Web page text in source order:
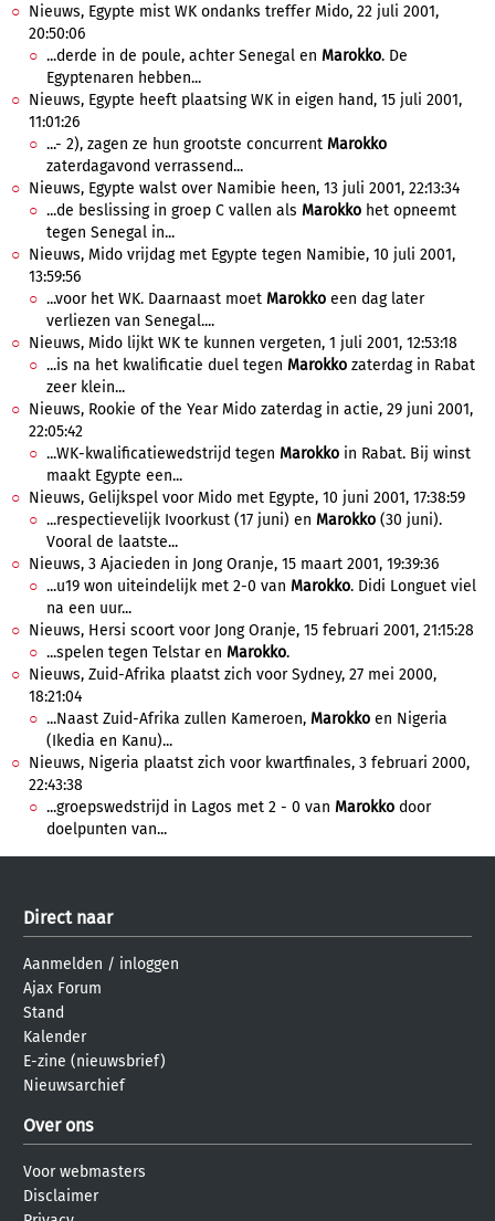
Nieuws, Egypte mist WK ondanks treffer Mido, 22 juli 2001,
20:50:06
...derde in de poule, achter Senegal en Marokko. De
Egyptenaren hebben...
Nieuws, Egypte heeft plaatsing WK in eigen hand, 15 juli 2001,
11:01:26
...- 2), zagen ze hun grootste concurrent Marokko
zaterdagavond verrassend...
Nieuws, Egypte walst over Namibie heen, 13 juli 2001, 22:13:34
...de beslissing in groep C vallen als Marokko het opneemt
tegen Senegal in...
Nieuws, Mido vrijdag met Egypte tegen Namibie, 10 juli 2001,
13:59:56
...voor het WK. Daarnaast moet Marokko een dag later
verliezen van Senegal....
Nieuws, Mido lijkt WK te kunnen vergeten, 1 juli 2001, 12:53:18
...is na het kwalificatie duel tegen Marokko zaterdag in Rabat
zeer klein...
Nieuws, Rookie of the Year Mido zaterdag in actie, 29 juni 2001,
22:05:42
...WK-kwalificatiewedstrijd tegen Marokko in Rabat. Bij winst
maakt Egypte een...
Nieuws, Gelijkspel voor Mido met Egypte, 10 juni 2001, 17:38:59
...respectievelijk Ivoorkust (17 juni) en Marokko (30 juni).
Vooral de laatste...
Nieuws, 3 Ajacieden in Jong Oranje, 15 maart 2001, 19:39:36
...u19 won uiteindelijk met 2-0 van Marokko. Didi Longuet viel
na een uur...
Nieuws, Hersi scoort voor Jong Oranje, 15 februari 2001, 21:15:28
...spelen tegen Telstar en Marokko.
Nieuws, Zuid-Afrika plaatst zich voor Sydney, 27 mei 2000,
18:21:04
...Naast Zuid-Afrika zullen Kameroen, Marokko en Nigeria
(Ikedia en Kanu)...
Nieuws, Nigeria plaatst zich voor kwartfinales, 3 februari 2000,
22:43:38
...groepswedstrijd in Lagos met 2 - 0 van Marokko door
doelpunten van...
Direct naar
Aanmelden / inloggen
Ajax Forum
Stand
Kalender
E-zine (nieuwsbrief)
Nieuwsarchief
Over ons
Voor webmasters
Disclaimer